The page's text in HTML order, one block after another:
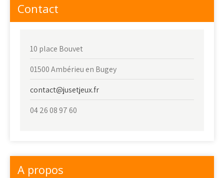
Contact
10 place Bouvet
01500 Ambérieu en Bugey
contact@jusetjeux.fr
04 26 08 97 60
A propos